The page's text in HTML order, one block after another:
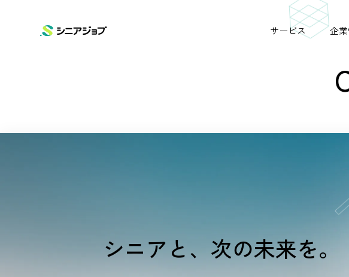
サービス 企
シニアジョブ
会社概要
お知らせ
シニアと、次の未来を。